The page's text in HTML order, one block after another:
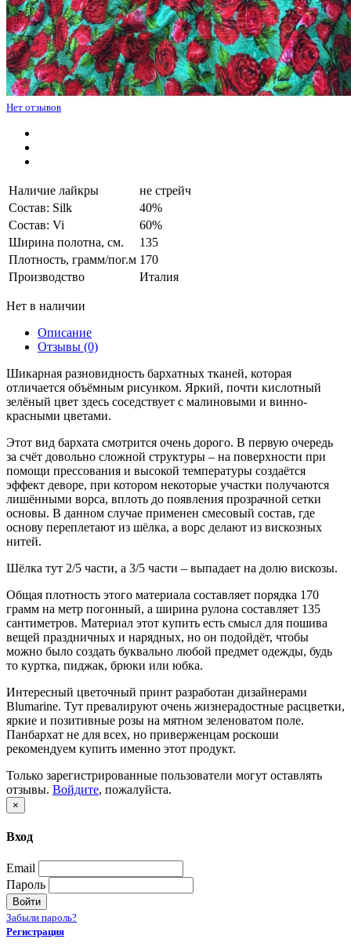
Нет отзывов
Наличие лайкры
не стрейч
Состав: Silk
40%
Состав: Vi
60%
Ширина полотна, см.
135
Плотность, грамм/пог.м 170
Производство
Италия
Нет в наличии
Описание
Отзывы (0)
Шикарная разновидность бархатных тканей, которая
отличается объёмным рисунком. Яркий, почти кислотный
зелёный цвет здесь соседствует с малиновыми и винно-
красными цветами.
Этот вид бархата смотрится очень дорого. В первую очередь
за счёт довольно сложной структуры – на поверхности при
помощи прессования и высокой температуры создаётся
эффект деворе, при котором некоторые участки получаются
лишёнными ворса, вплоть до появления прозрачной сетки
основы. В данном случае применен смесовый состав, где
основу переплетают из шёлка, а ворс делают из вискозных
нитей.
Шёлка тут 2/5 части, а 3/5 части – выпадает на долю вискозы.
Общая плотность этого материала составляет порядка 170
грамм на метр погонный, а ширина рулона составляет 135
сантиметров. Материал этот купить есть смысл для пошива
вещей праздничных и нарядных, но он подойдёт, чтобы
можно было создать буквально любой предмет одежды, будь
то куртка, пиджак, брюки или юбка.
Интересный цветочный принт разработан дизайнерами
Blumarine. Тут превалируют очень жизнерадостные расцветки,
яркие и позитивные розы на мятном зеленоватом поле.
Панбархат не для всех, но приверженцам роскоши
рекомендуем купить именно этот продукт.
Только зарегистрированные пользователи могут оставлять
отзывы. Войдите, пожалуйста.
×
Вход
Email
Пароль
Войти
Забыли пароль?
Регистрация